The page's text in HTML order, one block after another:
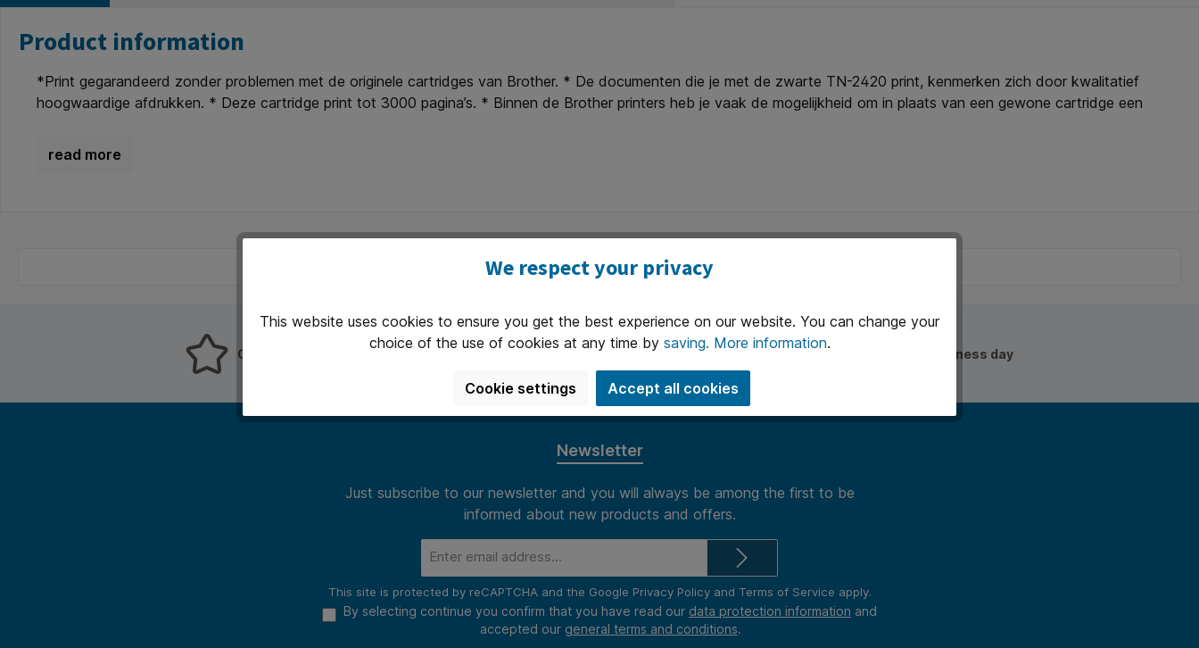
Product information
*Print gegarandeerd zonder problemen met de originele cartridges van Brother. * De documenten die je met de zwarte TN-2420 print, kenmerken zich door kwalitatief
hoogwaardige afdrukken. * Deze cartridge print tot 3000 pagina’s. * Binnen de Brother printers heb je vaak de mogelijkheid om in plaats van een gewone cartridge een
hebt? Kijk dan bij de specificaties ‘’geschikt voor’’ of jou Brother printer ertussen staat.
Customers rate us 8.9! Delivered the next business day
Newsletter
Just subscribe to our newsletter and you will always be among the first to be
informed about new products and offers.
This site is protected by reCAPTCHA and the Google Privacy Policyand Terms of Service apply.
By selecting continue you confirm that you have read our data protection information and
accepted our general terms and conditions.
We respect your privacy
This website uses cookies to ensure you get the best experience on our website. You can change your
choice of the use of cookies at any time by saving. More information.
Cookie settings Accept all cookies